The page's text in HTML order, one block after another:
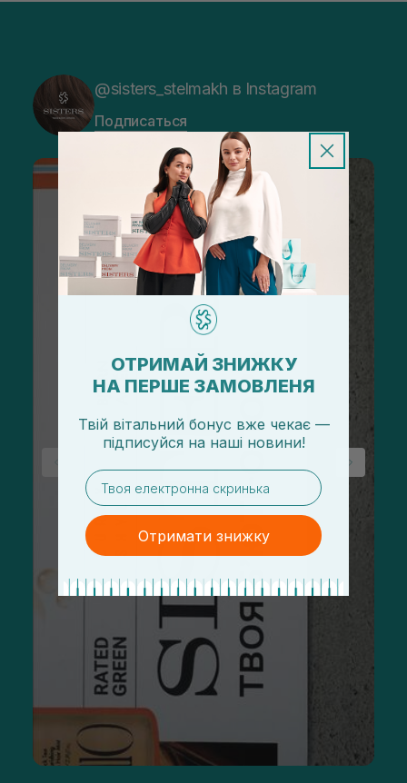
@sisters_stelmakh в Instagram
Подписаться
ОТРИМАЙ ЗНИЖКУ
НА ПЕРШЕ ЗАМОВЛЕНЯ
Твій вітальний бонус вже чекає —
підписуйся на наші новини!
email
Отримати знижку